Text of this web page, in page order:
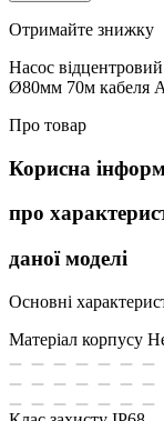
Отримайте знижку
Насос
Ø80мм 70м кабеля
Про товар
Корисна
про
даної моделі
Основні
Матеріал корпусу